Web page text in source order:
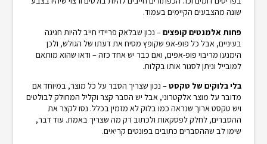
שונה מהצבעים הקיימים בעמוד.
פחות אלמנטים קופצים– נכון שבלאק פריידי חייב להיות חגיגה
בעיניים, אבל כל פופ-אפ שקופץ מסיח את דעתו של הגולש, ולכן
הימנעו מריבוי פופ-אפים, ואם כבר יש אחד כזה – ודאו שהוא מותאם
למובייל וניתן לסגור אותו בקלות.
בלי בלוקים של טקסט– נכון שצריך הסבר על כל מוצר, במיוחד אם
מדובר על מוצר אלקטרוני, אבל יש הסבר קצר וקליל המחולק לבולטים
ויש טקסט ארוך שנראה כמו בלוק לא מזמין בכלל. נסו לקצר את
ההסברים, לחלק לפסקאות ולכתוב רק מה שצריך באמת. עוד דבר,
שימו לב שההסברים כתובים בפונטים קריאים.